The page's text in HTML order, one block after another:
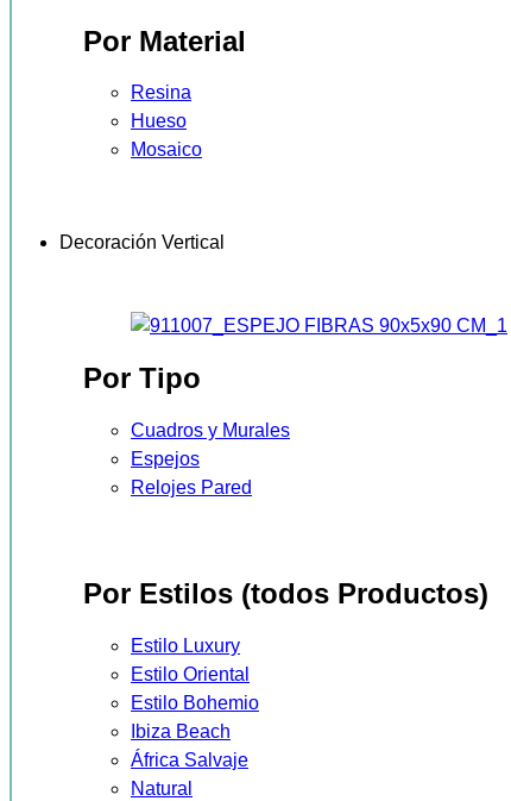
Por Material
Resina
Hueso
Mosaico
Decoración Vertical
Por Tipo
Cuadros y Murales
Espejos
Relojes Pared
Por Estilos (todos Productos)
Estilo Luxury
Estilo Oriental
Estilo Bohemio
Ibiza Beach
África Salvaje
Natural